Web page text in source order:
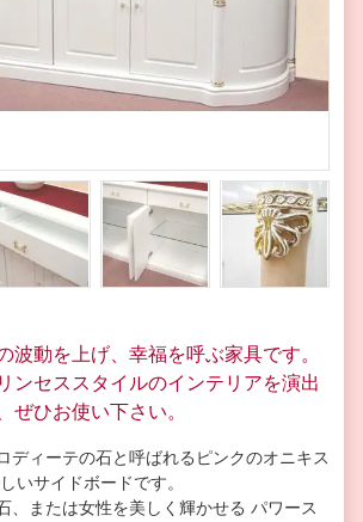
波動を上げ、幸福を呼ぶ家具です。
ンセススタイルのインテリアを演出
ぜひお使い下さい。
ディーテの石と呼ばれるピンクのオニキス
いサイドボードです。
、または女性を美しく輝かせる パワース